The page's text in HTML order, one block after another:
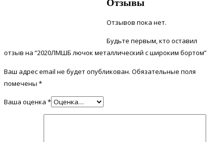
Отзывов пока нет.
Будьте первым, кто оставил
отзыв на “2020ЛМШБ лючок металлический с широким бортом”
Ваш адрес email не будет опубликован. Обязательные поля
помечены *
Ваша оценка *